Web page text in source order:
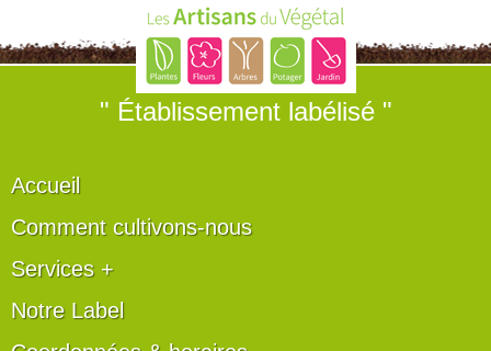
" Établissement labélisé "
Accueil
Comment cultivons-nous
Services +
Notre Label